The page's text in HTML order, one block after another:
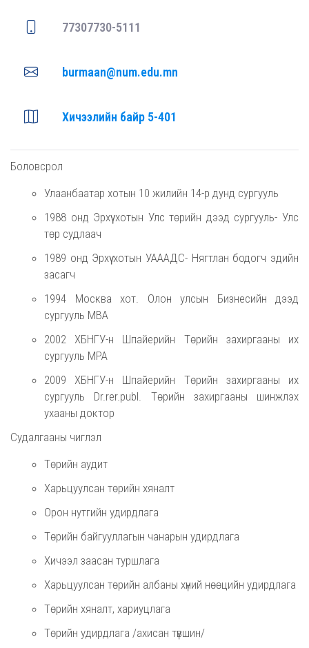
77307730-5111
burmaan@num.edu.mn
Хичээлийн байр 5-401
Боловсрол
Улаанбаатар хотын 10 жилийн 14-р дунд сургууль
1988 онд Эрхүү хотын Улс төрийн дээд сургууль- Улс
төр судлаач
1989 онд Эрхүү хотын УАААДС- Нягтлан бодогч эдийн
засагч
1994 Москва хот. Олон улсын Бизнесийн дээд
сургууль MBA
2002 ХБНГУ-н Шпайерийн Төрийн захиргааны их
сургууль MPA
2009 ХБНГУ-н Шпайерийн Төрийн захиргааны их
сургууль Dr.rer.publ. Төрийн захиргааны шинжлэх
ухааны доктор
Судалгааны чиглэл
Төрийн аудит
Харьцуулсан төрийн хяналт
Орон нутгийн удирдлага
Төрийн байгууллагын чанарын удирдлага
Хичээл заасан туршлага
Харьцуулсан төрийн албаны хүний нөөцийн удирдлага
Төрийн хяналт, хариуцлага
Төрийн удирдлага /ахисан түвшин/